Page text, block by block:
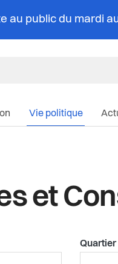
au public du mardi
Vie politique
et
Quartier